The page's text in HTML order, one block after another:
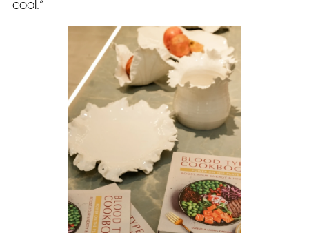
cool.”